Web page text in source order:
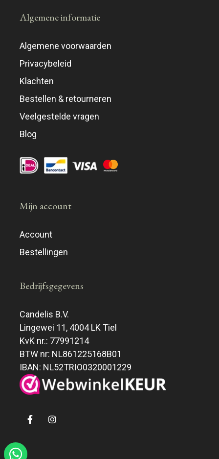
Algemene informatie
Algemene voorwaarden
Privacybeleid
Klachten
Bestellen & retourneren
Veelgestelde vragen
Blog
Mijn account
Account
Bestellingen
Bedrijfsgegevens
Candelis B.V.
Lingewei 11, 4004 LK Tiel
KvK nr.: 77991214
BTW nr: NL861225168B01
IBAN: NL52TRIO0320001229